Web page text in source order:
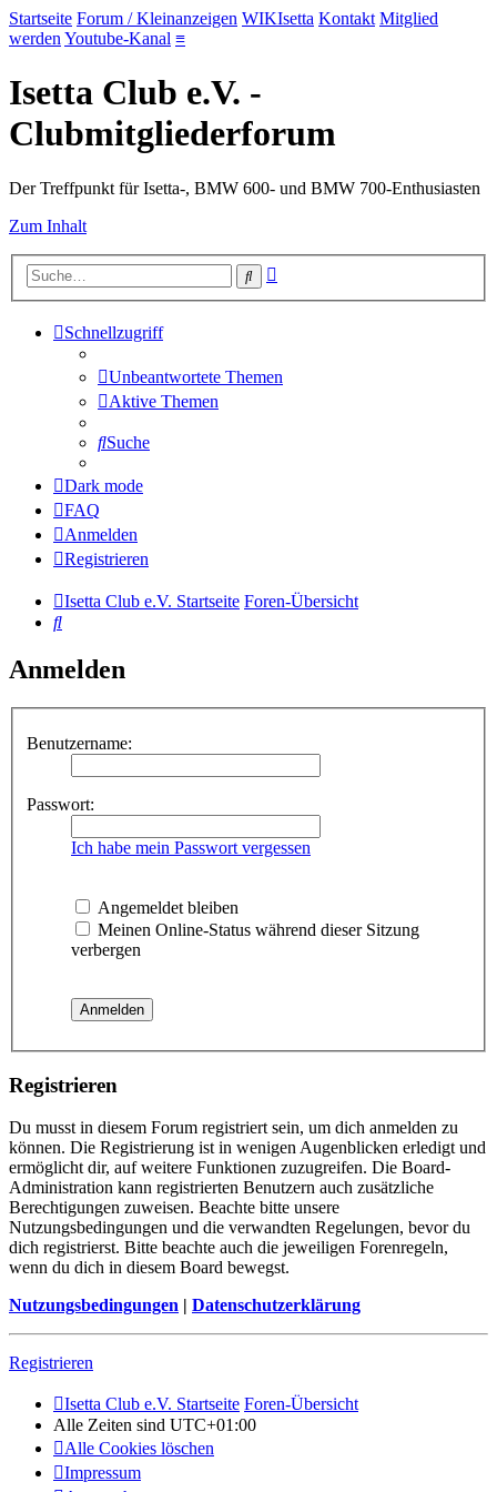
Startseite Forum / Kleinanzeigen WIKIsetta Kontakt Mitglied
werden Youtube-Kanal ≡
Isetta Club e.V. -
Clubmitgliederforum
Der Treffpunkt für Isetta-, BMW 600- und BMW 700-Enthusiasten
Zum Inhalt
Suche
Schnellzugriff
Unbeantwortete Themen
Aktive Themen
Suche
Dark mode
FAQ
Anmelden
Registrieren
Isetta Club e.V. Startseite Foren-Übersicht
Suche
Anmelden
Benutzername:
Passwort:
Ich habe mein Passwort vergessen
Angemeldet bleiben
Meinen Online-Status während dieser Sitzung
verbergen
Registrieren
Du musst in diesem Forum registriert sein, um dich anmelden zu
können. Die Registrierung ist in wenigen Augenblicken erledigt und
ermöglicht dir, auf weitere Funktionen zuzugreifen. Die Board-
Administration kann registrierten Benutzern auch zusätzliche
Berechtigungen zuweisen. Beachte bitte unsere
Nutzungsbedingungen und die verwandten Regelungen, bevor du
dich registrierst. Bitte beachte auch die jeweiligen Forenregeln,
wenn du dich in diesem Board bewegst.
Nutzungsbedingungen | Datenschutzerklärung
Registrieren
Isetta Club e.V. Startseite Foren-Übersicht
Alle Zeiten sind UTC+01:00
Alle Cookies löschen
Impressum